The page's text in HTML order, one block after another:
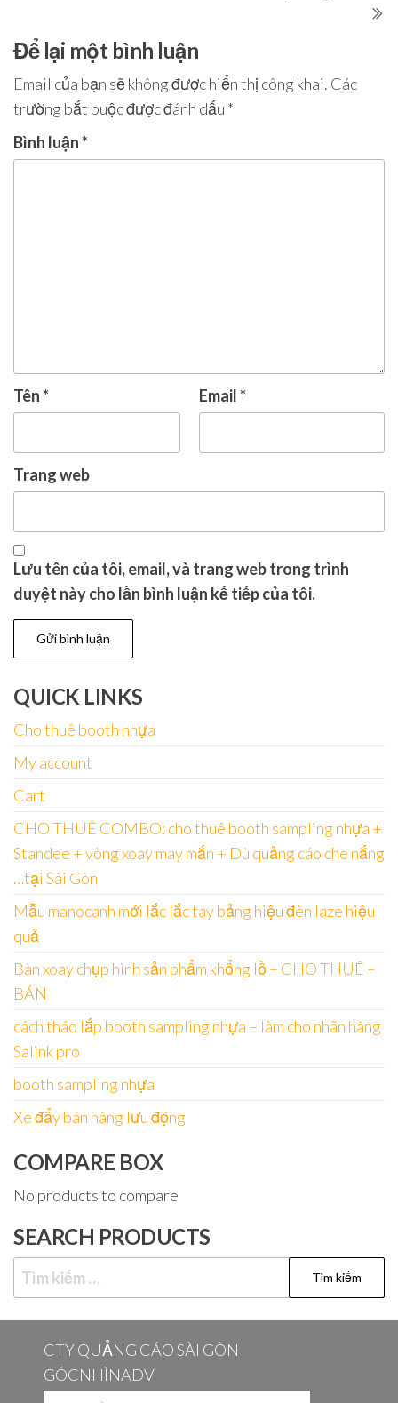
Để lại một bình luận
Email của bạn sẽ không được hiển thị công khai. Các
trường bắt buộc được đánh dấu *
Bình luận*
Tên* Email*
Trang web
Lưu tên của tôi, email, và trang web trong trình
duyệt này cho lần bình luận kế tiếp của tôi.
QUICK LINKS
Cho thuê booth nhựa
My account
Cart
CHO THUÊ COMBO: cho thuê booth sampling nhựa +
Standee + vòng xoay may mắn + Dù quảng cáo che nắng
…tại Sài Gòn
Mẫu manocanh mới lắc lắc tay bảng hiệu đèn laze hiệu
quả
Bàn xoay chụp hình sản phẩm khổng lồ – CHO THUÊ –
BÁN
cách tháo lắp booth sampling nhựa – làm cho nhãn hàng
Salink pro
booth sampling nhựa
Xe đẩy bán hàng lưu động
COMPARE BOX
No products to compare
SEARCH PRODUCTS
Tìm
kiếm
cho:
CTY QUẢNG CÁO SÀI GÒN
GÓCNHÌNADV